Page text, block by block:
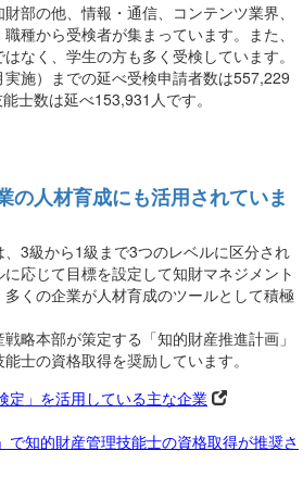
部の他、情報・通信、コンテンツ業界、
種から受検者が集まっています。また、
なく、学生の方も多く受検しています。
施）までの延べ受検申請者数は557,229
士数は延べ153,931人です。
人材育成にも活用されていま
3級から1級まで3つのレベルに区分され
応じて目標を設定して知財マネジメント
くの企業が人材育成のツールとして積極
略本部が策定する「知的財産推進計画」
士の資格取得を奨励しています。
定」を活用している主な企業
で知的財産管理技能士の資格取得が推奨さ